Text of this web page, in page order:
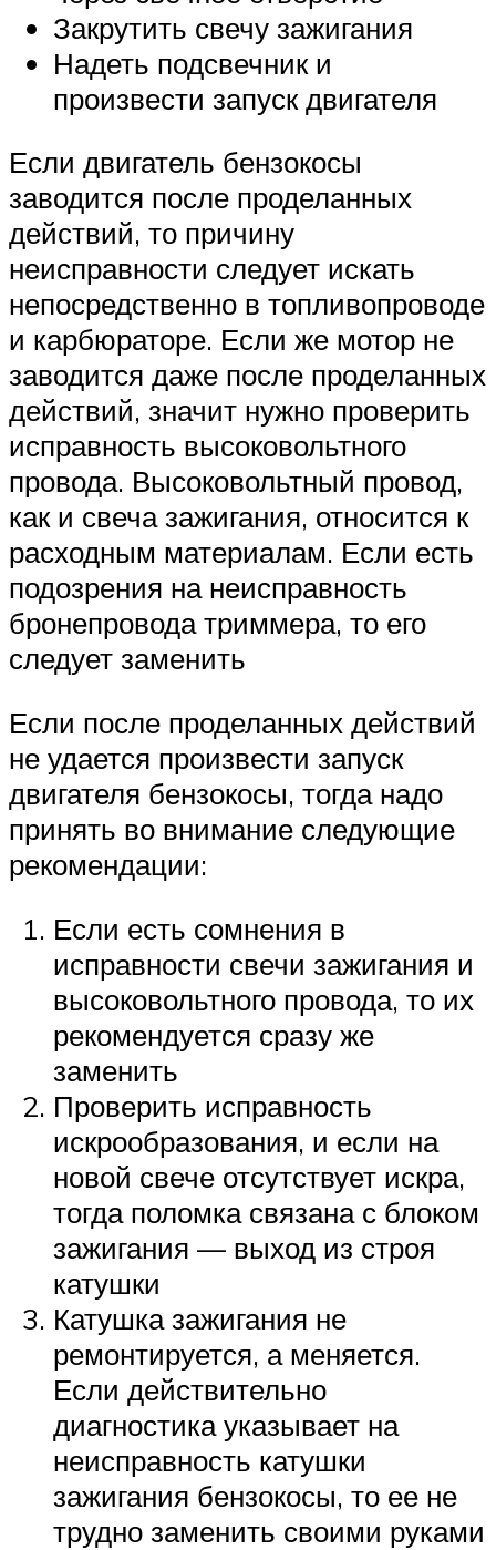
Закрутить свечу зажигания
Надеть подсвечник и
произвести запуск двигателя
Если двигатель бензокосы
заводится после проделанных
действий, то причину
неисправности следует искать
непосредственно в топливопроводе
и карбюраторе. Если же мотор не
заводится даже после проделанных
действий, значит нужно проверить
исправность высоковольтного
провода. Высоковольтный провод,
как и свеча зажигания, относится к
расходным материалам. Если есть
подозрения на неисправность
бронепровода триммера, то его
следует заменить
Если после проделанных действий
не удается произвести запуск
двигателя бензокосы, тогда надо
принять во внимание следующие
рекомендации:
Если есть сомнения в
исправности свечи зажигания и
высоковольтного провода, то их
рекомендуется сразу же
заменить
Проверить исправность
искрообразования, и если на
новой свече отсутствует искра,
тогда поломка связана с блоком
зажигания — выход из строя
катушки
Катушка зажигания не
ремонтируется, а меняется.
Если действительно
диагностика указывает на
неисправность катушки
зажигания бензокосы, то ее не
трудно заменить своими руками